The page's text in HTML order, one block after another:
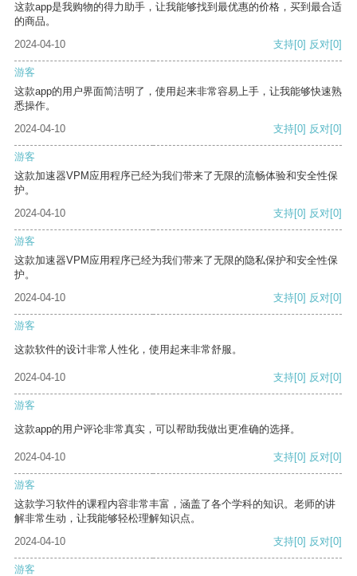
这款app是我购物的得力助手，让我能够找到最优惠的价格，买到最合适
的商品。
2024-04-10
支持[0] 反对[0]
游客
这款app的用户界面简洁明了，使用起来非常容易上手，让我能够快速熟
悉操作。
2024-04-10
支持[0] 反对[0]
游客
这款加速器VPM应用程序已经为我们带来了无限的流畅体验和安全性保
护。
2024-04-10
支持[0] 反对[0]
游客
这款加速器VPM应用程序已经为我们带来了无限的隐私保护和安全性保
护。
2024-04-10
支持[0] 反对[0]
游客
这款软件的设计非常人性化，使用起来非常舒服。
2024-04-10 支持[0] 反对[0]
游客
这款app的用户评论非常真实，可以帮助我做出更准确的选择。
2024-04-10 支持[0] 反对[0]
游客
这款学习软件的课程内容非常丰富，涵盖了各个学科的知识。老师的讲
解非常生动，让我能够轻松理解知识点。
2024-04-10
支持[0] 反对[0]
游客